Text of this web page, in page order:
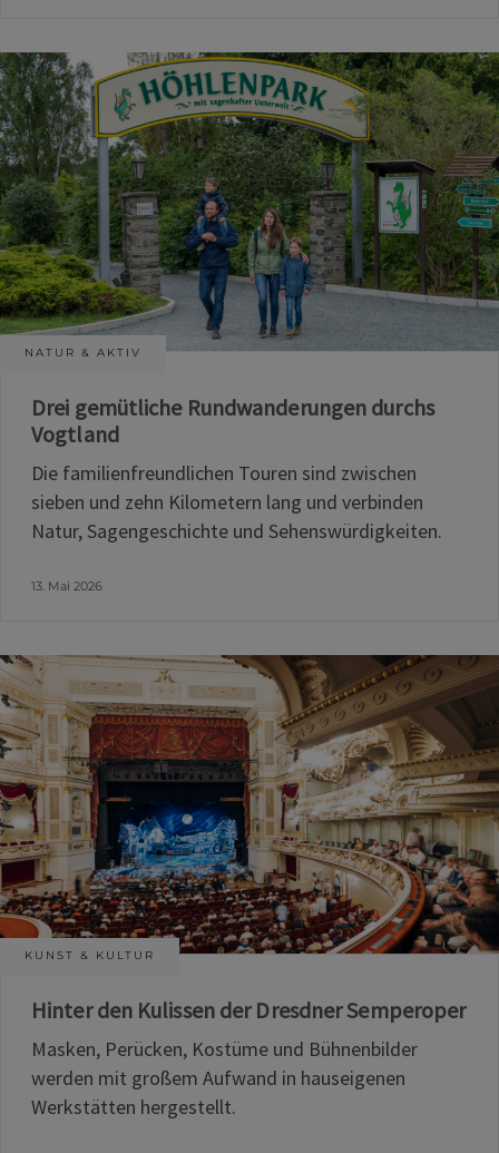
NATUR & AKTIV
Drei gemütliche Rundwanderungen durchs
Vogtland
Die familienfreundlichen Touren sind zwischen
sieben und zehn Kilometern lang und verbinden
Natur, Sagengeschichte und Sehenswürdigkeiten.
13. Mai 2026
KUNST & KULTUR
Hinter den Kulissen der Dresdner Semperoper
Masken, Perücken, Kostüme und Bühnenbilder
werden mit großem Aufwand in hauseigenen
Werkstätten hergestellt.